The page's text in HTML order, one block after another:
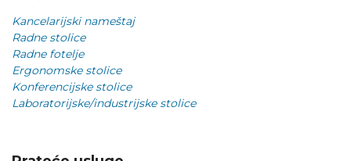
Kancelarijski nameštaj
Radne stolice
Radne fotelje
Ergonomske stolice
Konferencijske stolice
Laboratorijske/industrijske stolice